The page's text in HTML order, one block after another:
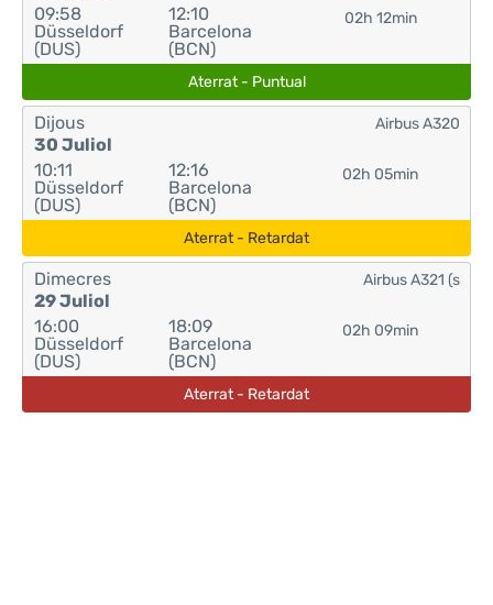
09:58
Düsseldorf
(DUS)
12:10
Barcelona
(BCN)
02h 12min
Aterrat - Puntual
Dijous
30 Juliol
10:11
Düsseldorf
(DUS)
12:16
Barcelona
(BCN)
02h 05min
Airbus A320
Aterrat - Retardat
Dimecres
29 Juliol
16:00
Düsseldorf
(DUS)
18:09
Barcelona
(BCN)
02h 09min
Airbus A321 (s
Aterrat - Retardat